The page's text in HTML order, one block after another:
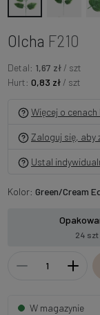
Olcha F210
Detal: 1,67 zł / szt
Hurt: 0,83 zł / szt
Więcej o
Zaloguj się, aby
Ustal
Kolor: Green/Cream
24 szt
W magazynie